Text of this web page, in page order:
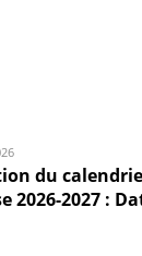
du
2026-2027 :